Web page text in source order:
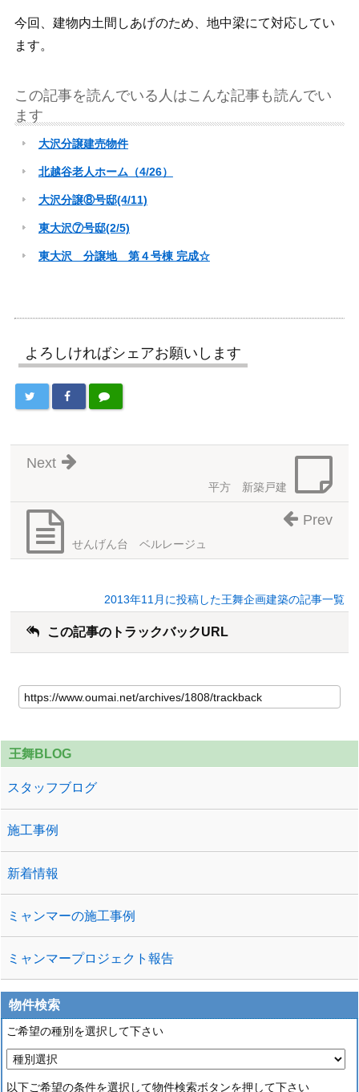
今回、建物内土間しあげのため、地中梁にて対応してい
ます。
この記事を読んでいる人はこんな記事も読んでい
ます
大沢分譲建売物件
北越谷老人ホーム（4/26）
大沢分譲⑧号邸(4/11)
東大沢⑦号邸(2/5)
東大沢 分譲地 第４号棟 完成☆
よろしければシェアお願いします
平方 新築戸建
Next
せんげん台 ベルレージュ
Prev
2013年11月に投稿した王舞企画建築の記事一覧
この記事のトラックバックURL
王舞BLOG
スタッフブログ
施工事例
新着情報
ミャンマーの施工事例
ミャンマープロジェクト報告
物件検索
ご希望の種別を選択して下さい
以下ご希望の条件を選択して物件検索ボタンを押して下さい